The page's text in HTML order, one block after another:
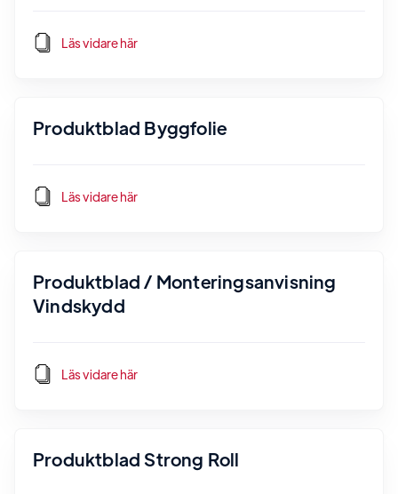
Läs vidare här
Produktblad Byggfolie
Läs vidare här
Produktblad / Monteringsanvisning
Vindskydd
Läs vidare här
Produktblad Strong Roll